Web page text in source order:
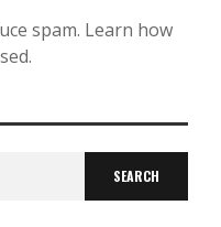
spam. Learn how